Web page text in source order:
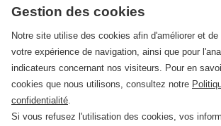
Gestion des cookies
Notre site utilise des cookies afin d'améliorer et de
votre expérience de navigation, ainsi que pour
indicateurs concernant nos visiteurs. Pour en
cookies que nous utilisons, consultez notre
confidentialité
Si vous refusez l'utilisation des cookies, vos